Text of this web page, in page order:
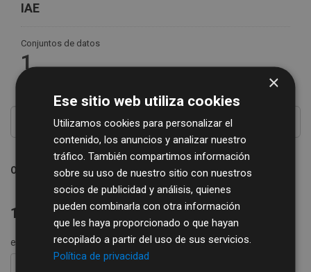
IAE
Conjuntos de datos
1
Ordenar por
1 conjunto de datos encontrado
etiquetas: REGTSA impuestos
FILTRAR RESULTADOS
×
Ese sitio web utiliza cookies
Utilizamos cookies para personalizar el
contenido, los anuncios y analizar nuestro
tráfico. También compartimos información
sobre su uso de nuestro sitio con nuestros
socios de publicidad y análisis, quienes
pueden combinarla con otra información
que les haya proporcionado o que hayan
recopilado a partir del uso de sus servicios.
Política de privacidad